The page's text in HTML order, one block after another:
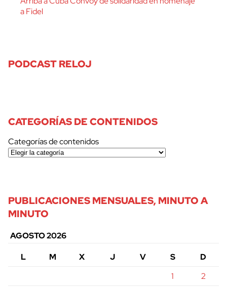
a Fidel
PODCAST RELOJ
CATEGORÍAS DE CONTENIDOS
Categorías de contenidos
PUBLICACIONES MENSUALES, MINUTO A
MINUTO
AGOSTO 2026
L
M X J V S
D
1
2